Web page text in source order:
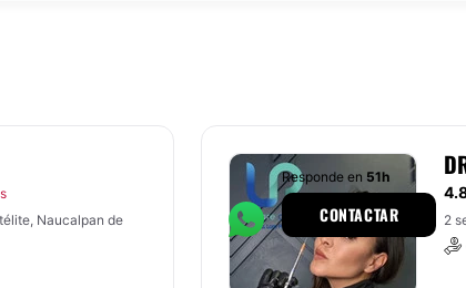
Naucalpan de
2
Responde en 51h
CONTACTAR